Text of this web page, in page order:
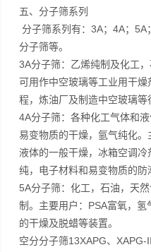
五、分子筛系列
分子筛系列有：3A；4A；
分子筛等。
3A分子筛：乙烯纯制及化工
可用作中空玻璃等工业用干
程，炼油厂及制造中空玻璃等
4A分子筛：各种化工气体和
易变物质的干燥，氩气纯化
液体的一般干燥，冰箱空调
纯，电子材料和易变物质的防
5A分子筛：化工，石油，天
制。主要用户：PSA富氧，
的干燥及脱蜡等装置。
空分分子筛13XAPG、